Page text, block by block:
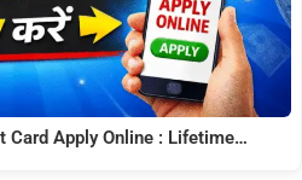
Card Apply Online : Lifetime…